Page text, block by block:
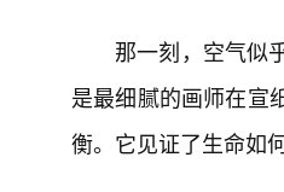
那一刻，空气似
是最细腻的画师在宣
衡。它见证了生命如